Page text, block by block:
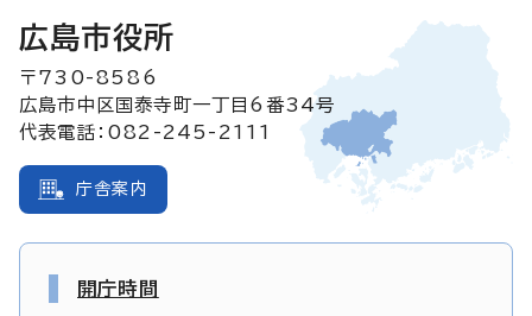
広島市役所
〒730-8586
広島市中区国泰寺町一丁目6番34号
代表電話：082-245-2111
庁舎案内
開庁時間